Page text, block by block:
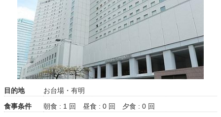
目的地
お台場・有明
食事条件
朝食 : 1 回 昼食 : 0 回
夕食 : 0 回